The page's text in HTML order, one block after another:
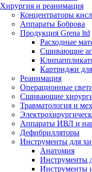
Хирургия и реанимация
Концентраторы
Аппараты Боброва
Продукция Grena ltd
Расходные
Сшивающие
Картриджи
Реанимация
Операционные
Сшивающие
Травматология и
Аппараты ИВЛ и
Дефибрилляторы
Инструменты для
Анатомия
Инструменты
Инструменты